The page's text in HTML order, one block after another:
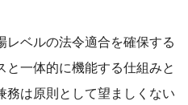
レベルの法令適合を確保する
と一体的に機能する仕組みと
務は原則として望ましくない